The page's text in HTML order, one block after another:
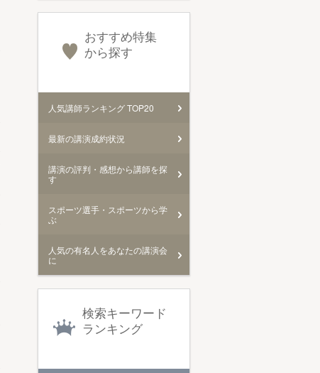
おすすめ特集
から探す
人気講師ランキング TOP20
最新の講演成約状況
講演の評判・感想から講師を探
す
スポーツ選手・スポーツから学
ぶ
人気の有名人をあなたの講演会
に
検索キーワード
ランキング